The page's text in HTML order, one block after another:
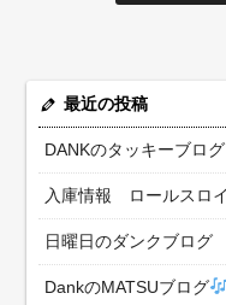
最近の投稿
DANKのタッキーブロ
入庫情報 ロールスロ
日曜日のダンクブ
DankのMATSUブログ